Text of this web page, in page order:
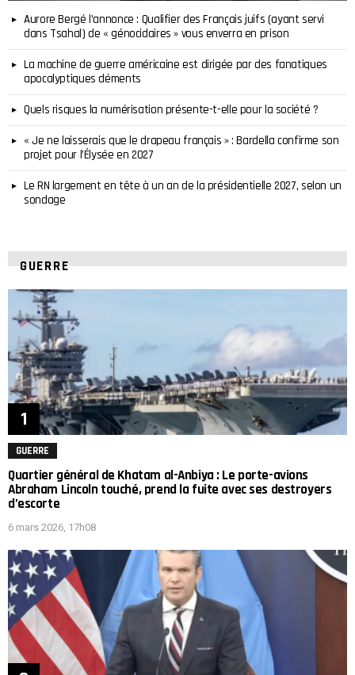
Aurore Bergé l’annonce : Qualifier des Français juifs (ayant servi
dans Tsahal) de « génocidaires » vous enverra en prison
La machine de guerre américaine est dirigée par des fanatiques
apocalyptiques déments
Quels risques la numérisation présente-t-elle pour la société ?
« Je ne laisserais que le drapeau français » : Bardella confirme son
projet pour l’Élysée en 2027
Le RN largement en tête à un an de la présidentielle 2027, selon un
sondage
GUERRE
GUERRE
Quartier général de Khatam al-Anbiya : Le porte-avions
Abraham Lincoln touché, prend la fuite avec ses destroyers
d’escorte
6 mars 2026, 17h08